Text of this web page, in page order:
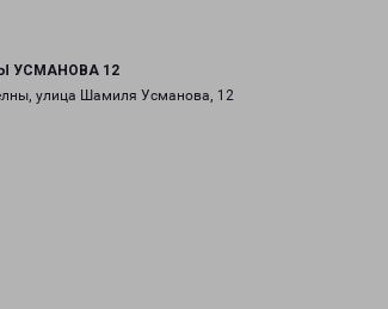
УСМАНОВА 12
улица Шамиля Усманова, 12